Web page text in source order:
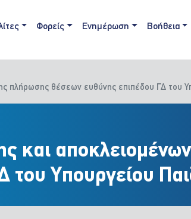
Φορείς Ενημέρωση Βοήθεια
πλήρωσης θέσεων ευθύνης επιπέδου ΓΔ του
και
του Υπουργείου